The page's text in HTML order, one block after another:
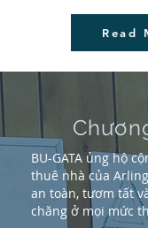
Read
BU-GATA ủng hộ
thuê nhà của
an toàn, tươm tất
chăng ở mọi mức